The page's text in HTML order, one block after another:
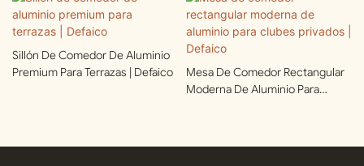
Sillón De Comedor De Aluminio
Premium Para Terrazas | Defaico
Mesa De Comedor Rectangular
Moderna De Aluminio Para